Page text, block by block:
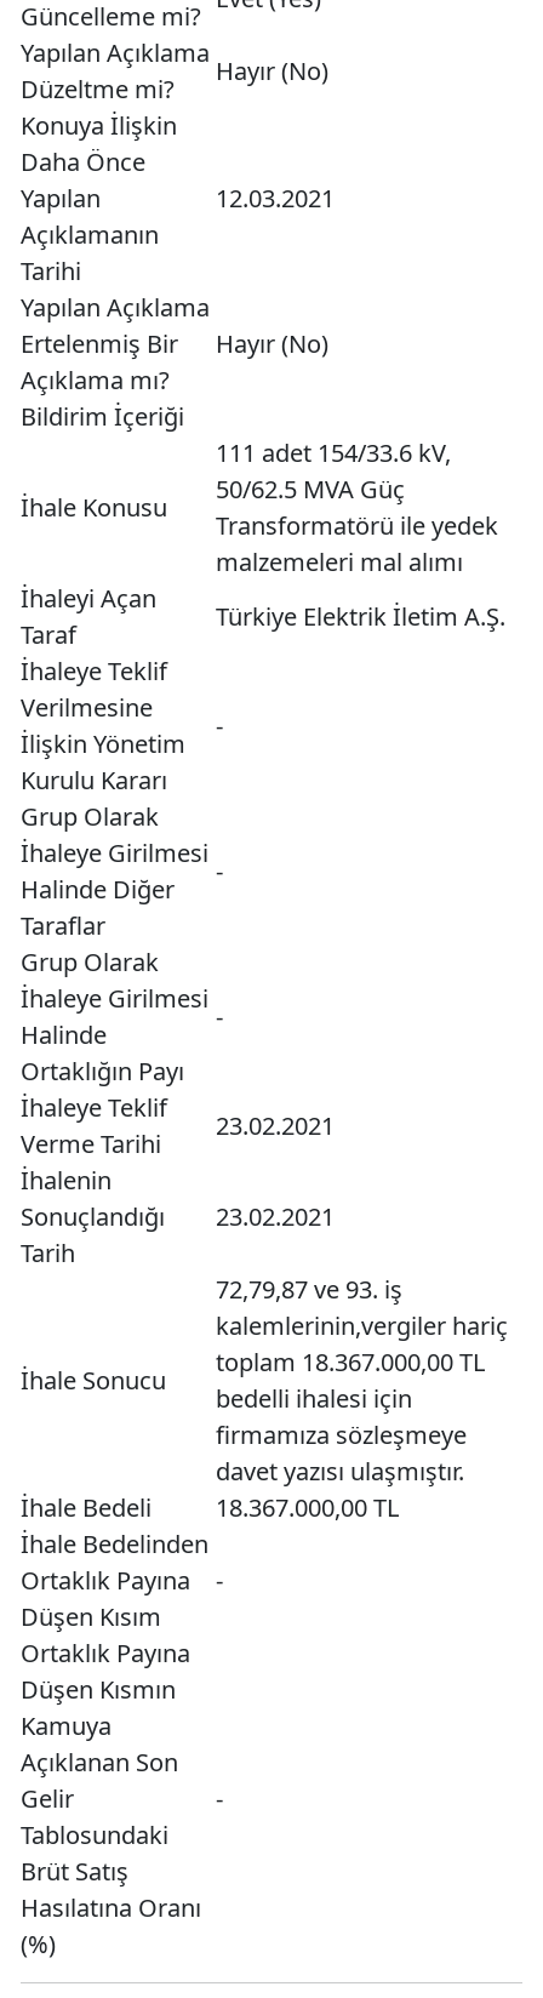
Güncelleme mi?
Yapılan Açıklama
Düzeltme mi?
Hayır (No)
Konuya İlişkin
Daha Önce
Yapılan
Açıklamanın
Tarihi
12.03.2021
Yapılan Açıklama
Ertelenmiş Bir
Açıklama mı?
Hayır (No)
Bildirim İçeriği
İhale Konusu
111 adet 154/33.6 kV,
50/62.5 MVA Güç
Transformatörü ile yedek
malzemeleri mal alımı
İhaleyi Açan
Taraf
Türkiye Elektrik İletim A.Ş.
İhaleye Teklif
Verilmesine
İlişkin Yönetim
Kurulu Kararı
-
Grup Olarak
İhaleye Girilmesi
Halinde Diğer
Taraflar
-
Grup Olarak
İhaleye Girilmesi
Halinde
Ortaklığın Payı
-
İhaleye Teklif
Verme Tarihi
23.02.2021
İhalenin
Sonuçlandığı
Tarih
23.02.2021
İhale Sonucu
72,79,87 ve 93. iş
kalemlerinin,vergiler hariç
toplam 18.367.000,00 TL
bedelli ihalesi için
firmamıza sözleşmeye
davet yazısı ulaşmıştır.
İhale Bedeli
18.367.000,00 TL
İhale Bedelinden
Ortaklık Payına
Düşen Kısım
-
Ortaklık Payına
Düşen Kısmın
Kamuya
Açıklanan Son
Gelir
Tablosundaki
Brüt Satış
Hasılatına Oranı
(%)
-